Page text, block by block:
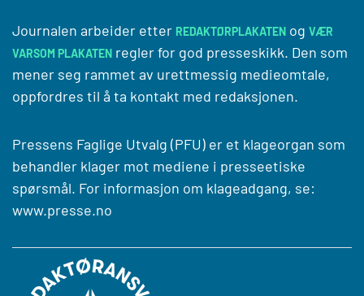
Journalen arbeider etter REDAKTØRPLAKATEN og VÆR
VARSOM PLAKATEN regler for god presseskikk. Den som
mener seg rammet av urettmessig medieomtale,
oppfordres til å ta kontakt med redaksjonen.
Pressens Faglige Utvalg (PFU) er et klageorgan som
behandler klager mot mediene i presseetiske
spørsmål. For informasjon om klageadgang, se:
www.presse.no